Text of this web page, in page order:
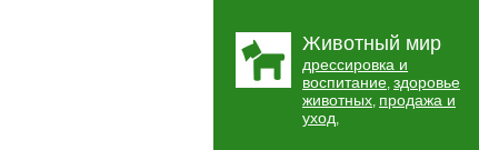
Животный мир
дрессировка и
воспитание, здоровье
животных, продажа и
уход,